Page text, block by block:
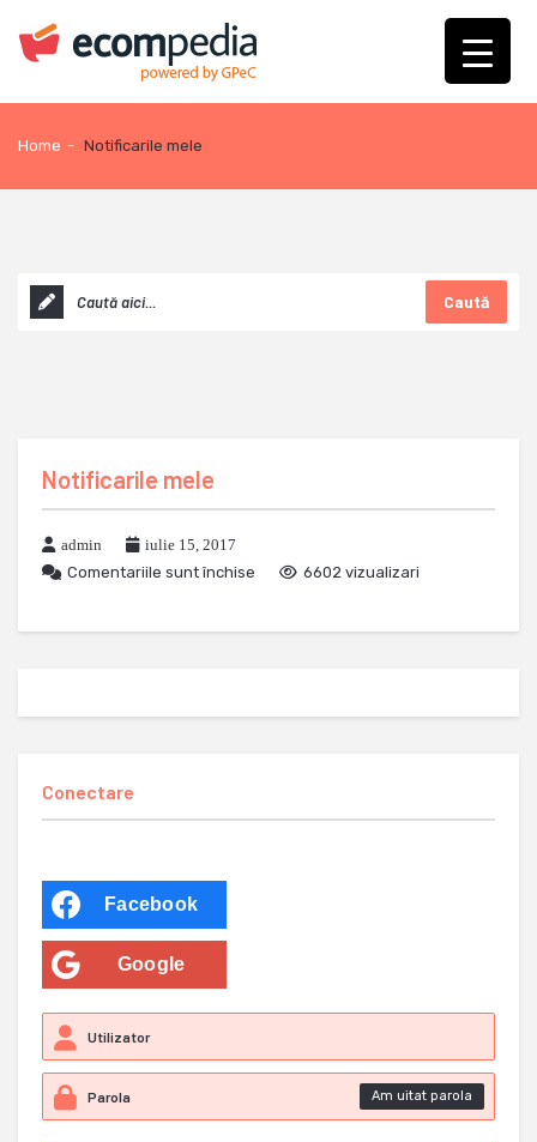
Home - Notificarile mele
Caută
Notificarile mele
admin
iulie 15, 2017
Comentariile sunt închise
6602 vizualizari
Conectare
Facebook
Google
Am uitat parola